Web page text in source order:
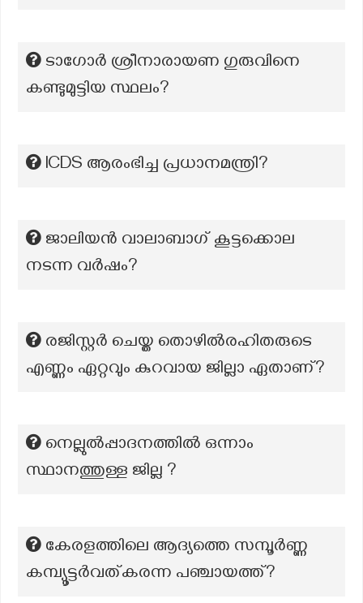
ടാഗോർ ശ്രീനാരായണ ഗുരുവിനെ
കണ്ടുമുട്ടിയ സ്ഥലം?
ICDS ആരംഭിച്ച പ്രധാനമന്ത്രി?
ജാലിയന്‍ വാലാബാഗ് കൂട്ടക്കൊല
നടന്ന വര്‍ഷം?
രജിസ്റ്റർ ചെയ്ത തൊഴിൽരഹിതരുടെ
എണ്ണം ഏറ്റവും കുറവായ ജില്ലാ ഏതാണ്?
നെല്ലുൽപ്പാദനത്തിൽ ഒന്നാം
സ്ഥാനത്തുള്ള ജില്ല ?
കേരളത്തിലെ ആദ്യത്തെ സമ്പൂർണ്ണ
കമ്പ്യൂട്ടർവത്കരന്ന പഞ്ചായത്ത്?